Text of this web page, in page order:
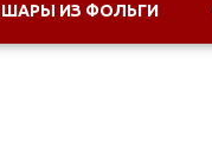
ШАРЫ ИЗ ФОЛЬГИ